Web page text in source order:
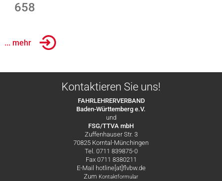
658
... mehr
Kontaktieren Sie uns!
FAHRLEHRERVERBAND
Baden-Württemberg e.V.
und
FSG/TTVA mbH
Zuffenhauser Str. 3
70825 Korntal-Münchingen
Tel. 0711 839875-0
Fax 0711 8380211
E-Mail hotline[at]flvbw.de
Zum Kontaktformular